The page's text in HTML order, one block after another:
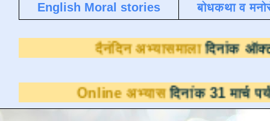
English Moral stories
बोधकथा व
दैनंदिन
अभ्यासदिनांक 31 मार्च पर्यंत